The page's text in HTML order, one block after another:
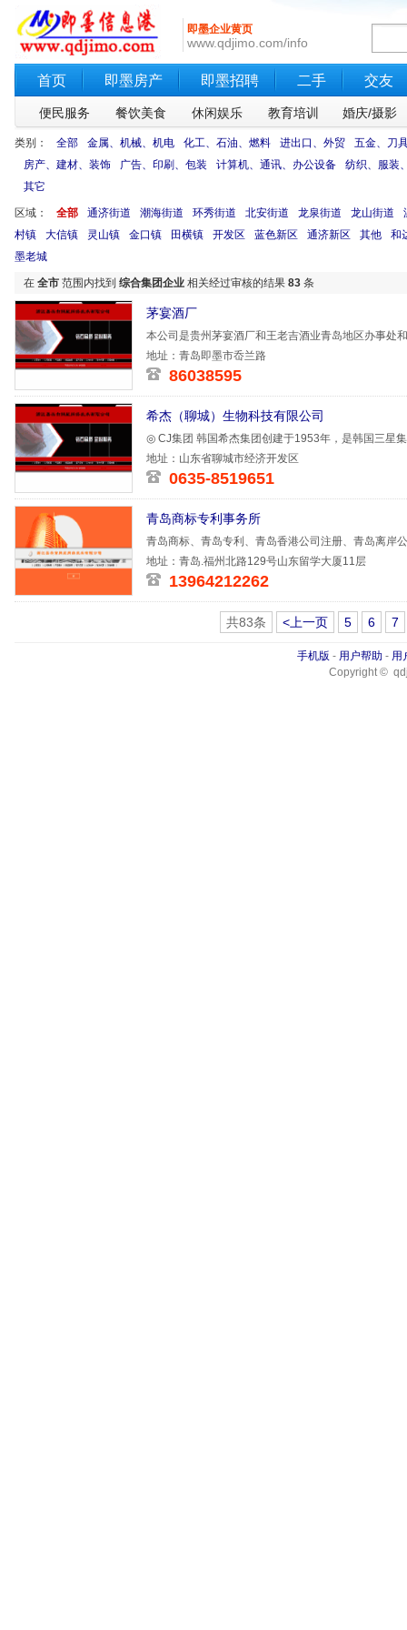
即墨企业黄页
www.qdjimo.com/info
首页 即墨房产 即墨招聘 二手 交友
便民服务 餐饮美食 休闲娱乐 教育培训 婚庆/摄影
类别： 全部 金属、机械、机电 化工、石油、燃料 进出口、外贸
五金、刀
房产、建材、装饰
广告、印刷、包装 计算机、通讯、办公设备
纺织、服装
其它
区域： 全部 通济街道 潮海街道 环秀街道 北安街道 龙泉街道 龙山街道
村镇
大信镇 灵山镇 金口镇 田横镇 开发区 蓝色新区 通济新区 其他
和
墨老城
在 全市 范围内找到 综合集团企业 相关经过审核的结果 83 条
茅宴酒厂
本公司是贵州茅宴酒厂和王老吉酒业青岛地区办事处
地址：青岛即墨市岙兰路
86038595
希杰（聊城）生物科技有限公司
◎ CJ集团 韩国希杰集团创建于1953年，是韩国三星
币，综合实
地址：山东省聊城市经济开发区
0635-8519651
青岛商标专利事务所
青岛商标、青岛专利、青岛香港公司注册、青岛离岸
册
地址：青岛.福州北路129号山东留学大厦11层
13964212262
共83条 <上一页 5 6 7
手机版 - 用户帮助 - 用
Copyright ©